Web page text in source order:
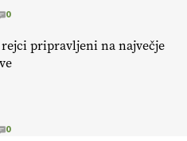
0
pripravljeni na največje
0